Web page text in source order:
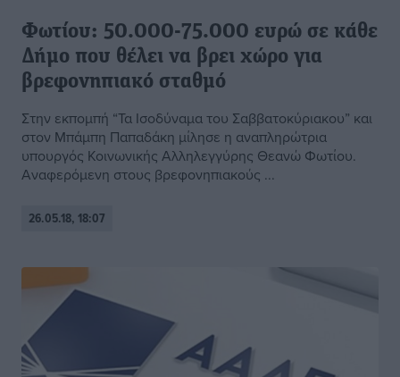
Φωτίου: 50.000-75.000 ευρώ σε κάθε
Δήμο που θέλει να βρει χώρο για
βρεφονηπιακό σταθμό
Στην εκπομπή “Τα Ισοδύναμα του Σαββατοκύριακου” και
στον Μπάμπη Παπαδάκη μίλησε η αναπληρώτρια
υπουργός Κοινωνικής Αλληλεγγύρης Θεανώ Φωτίου.
Αναφερόμενη στους βρεφονηπιακούς ...
26.05.18, 18:07